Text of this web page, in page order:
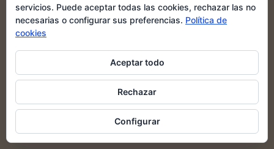
servicios. Puede aceptar todas las cookies, rechazar las no
necesarias o configurar sus preferencias. Política de
cookies
Aceptar todo
Rechazar
Configurar